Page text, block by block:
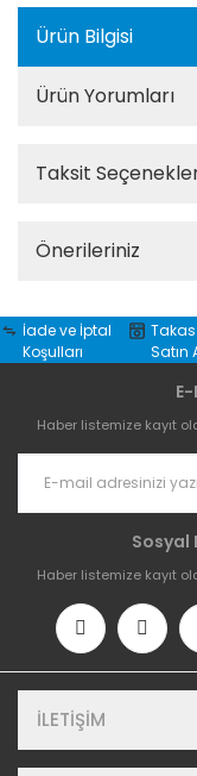
Ürün Bilgisi
Ürün Yorumları
Taksit
Önerileriniz
İade ve İptal
Koşulları
Satın
Haber listemize kayıt
Sosyal
Haber listemize kayıt
İLETİŞİM